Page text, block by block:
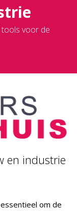
tools voor de
en industrie
om de